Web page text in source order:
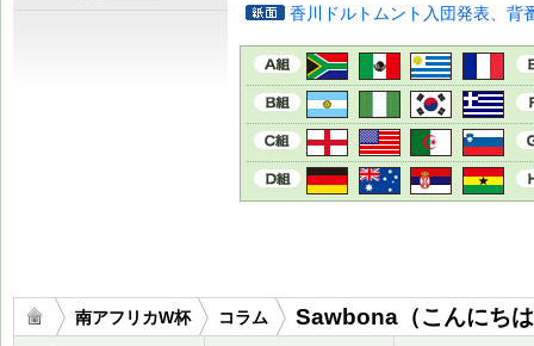
香川ドルトムント入団発表、背
南アフリカW杯 コラム Sawbona（こんにち